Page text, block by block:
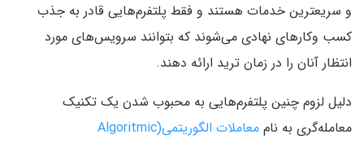
و سریعترین خدمات هستند و فقط پلتفرم‌هایی قادر به جذب
کسب وکارهای نهادی می‌شوند که بتوانند سرویس‌های مورد
انتظار آنان را در زمان ترید ارائه دهند.
دلیل لزوم چنین پلتفرم‌هایی به محبوب شدن یک تکنیک
معامله‌گری به نام
معاملات الگوریتمی(Algoritmic